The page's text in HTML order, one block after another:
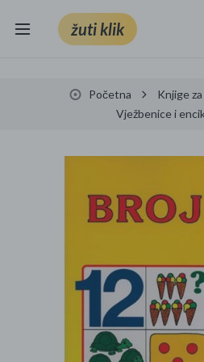
žuti klik
Knjige, škola i ured
VRT I ALATI
Klik supermarket
Sport i slobodno vrijeme
Ljepota i zdravlje
Početna
Knjige
Vježbenice i